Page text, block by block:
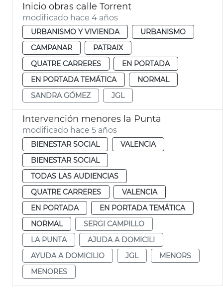
Inicio obras calle Torrent
modificado hace 4 años
URBANISMO Y VIVIENDA
URBANISMO
CAMPANAR
PATRAIX
QUATRE CARRERES
EN PORTADA
EN PORTADA TEMÁTICA
NORMAL
SANDRA GÓMEZ
JGL
Intervención menores la Punta
modificado hace 5 años
BIENESTAR SOCIAL
VALENCIA
BIENESTAR SOCIAL
TODAS LAS AUDIENCIAS
QUATRE CARRERES
VALENCIA
EN PORTADA
EN PORTADA TEMÁTICA
NORMAL
SERGI CAMPILLO
LA PUNTA
AJUDA A DOMICILI
AYUDA A DOMICILIO
JGL
MENORS
MENORES